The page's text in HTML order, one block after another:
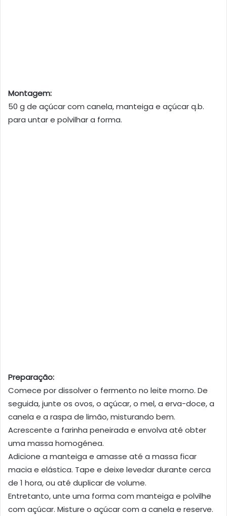
Montagem:
50 g de açúcar com canela, manteiga e açúcar q.b.
para untar e polvilhar a forma.
Preparação:
Comece por dissolver o fermento no leite morno. De
seguida, junte os ovos, o açúcar, o mel, a erva-doce, a
canela e a raspa de limão, misturando bem.
Acrescente a farinha peneirada e envolva até obter
uma massa homogénea.
Adicione a manteiga e amasse até a massa ficar
macia e elástica. Tape e deixe levedar durante cerca
de 1 hora, ou até duplicar de volume.
Entretanto, unte uma forma com manteiga e polvilhe
com açúcar. Misture o açúcar com a canela e reserve.